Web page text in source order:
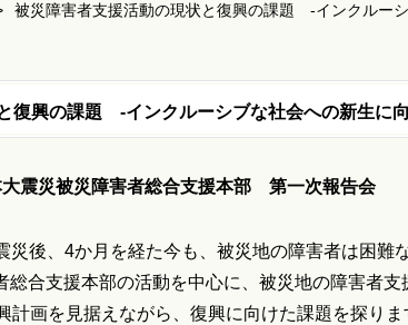
被災障害者支援活動の現状と復興の課題 -インクルー
復興の課題 -インクルーシブな社会への新生に
震災被災障害者総合支援本部 第一次報告会
後、4か月を経た今も、被災地の障害者は困難
総合支援本部の活動を中心に、被災地の障害者支
画を見据えながら、復興に向けた課題を探りま